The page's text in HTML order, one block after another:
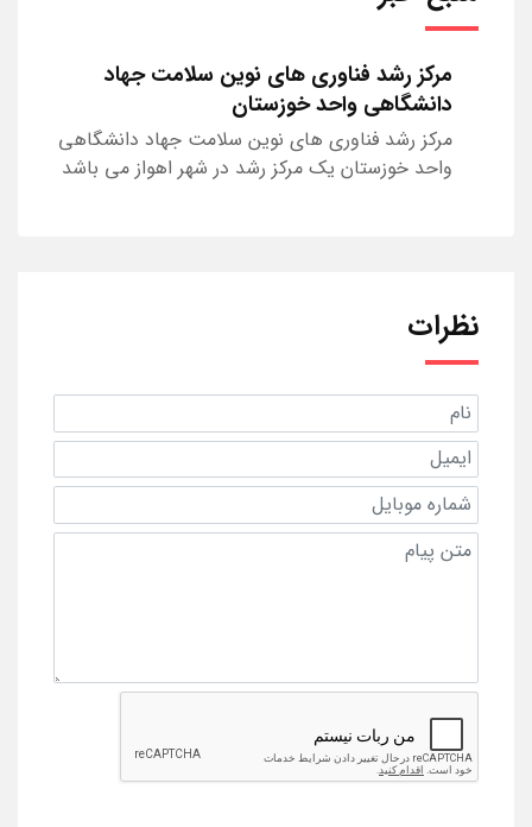
مرکز رشد فناوری های نوین سلامت جهاد
دانشگاهی واحد خوزستان
مرکز رشد فناوری های نوین سلامت جهاد دانشگاهی
واحد خوزستان یک مرکز رشد در شهر اهواز می باشد
نظرات